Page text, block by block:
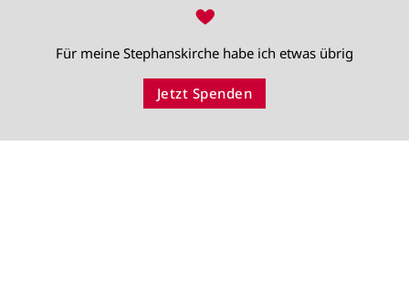
♥
Für meine Stephanskirche habe ich etwas übrig
Jetzt Spenden